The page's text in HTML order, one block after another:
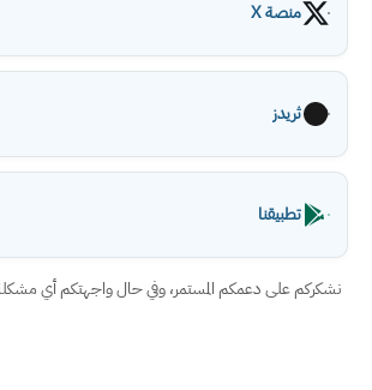
منصة X
ثريدز
تطبيقنا
نشكركم على دعمكم المستمر، وفي حال واجهتكم أي مشكلة